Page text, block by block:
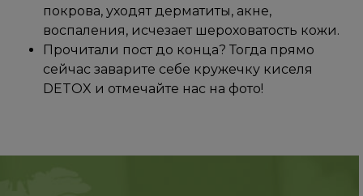
покрова, уходят дерматиты, акне,
воспаления, исчезает шероховатость кожи.
Прочитали пост до конца? Тогда прямо
сейчас заварите себе кружечку киселя
DETOX и отмечайте нас на фото!